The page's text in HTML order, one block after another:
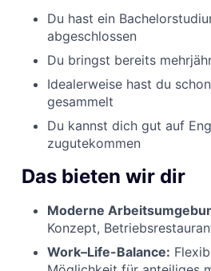
Du hast ein
abgeschlossen
Du bringst bereits
Idealerweise hast du
gesammelt
Du kannst dich gut auf
zugutekommen
Das bieten wir dir
Moderne
Konzept,
Work–Life-Balance: